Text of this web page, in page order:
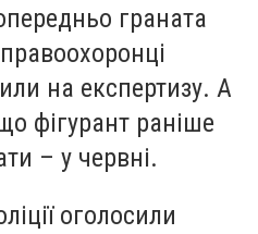
граната
на експертизу. А
фігурант раніше
– у червні.
оголосили